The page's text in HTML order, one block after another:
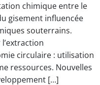
chimique entre le
gisement influencée
souterrains.
circulaire : utilisation
ressources. Nouvelles
[…]